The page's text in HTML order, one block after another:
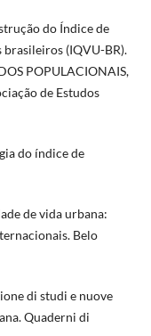
do Índice de
(IQVU-BR).
POPULACIONAIS,
de Estudos
do índice de
de vida urbana:
Belo
di studi e nuove
Quaderni di